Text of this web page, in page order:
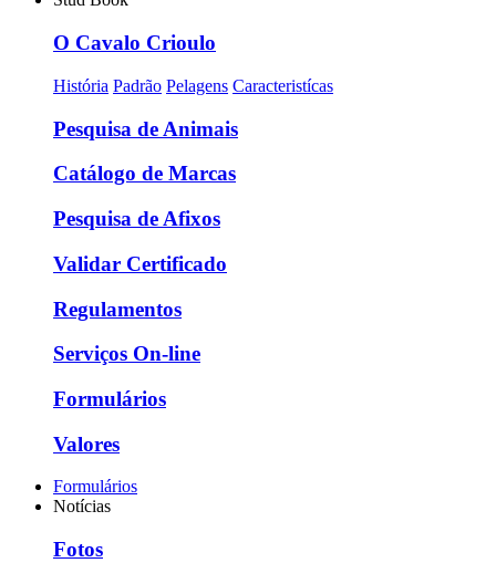
O Cavalo Crioulo
História Padrão Pelagens Caracteristícas
Pesquisa de Animais
Catálogo de Marcas
Pesquisa de Afixos
Validar Certificado
Regulamentos
Serviços On-line
Formulários
Valores
Formulários
Notícias
Fotos